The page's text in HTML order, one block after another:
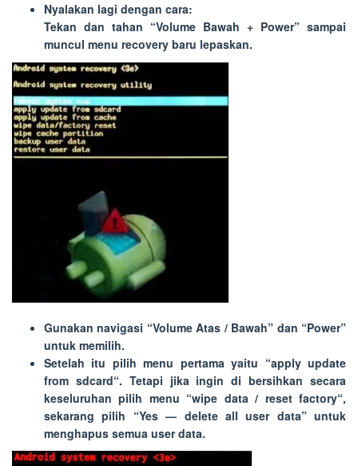
Nyalakan lagi dengan cara:
Tekan dan tahan “Volume Bawah + Power” sampai
muncul menu recovery baru lepaskan.
Gunakan navigasi “Volume Atas / Bawah” dan “Power”
untuk memilih.
Setelah itu pilih menu pertama yaitu “apply update
from sdcard“. Tetapi jika ingin di bersihkan secara
keseluruhan pilih menu “wipe data / reset factory“,
sekarang pilih “Yes — delete all user data” untuk
menghapus semua user data.